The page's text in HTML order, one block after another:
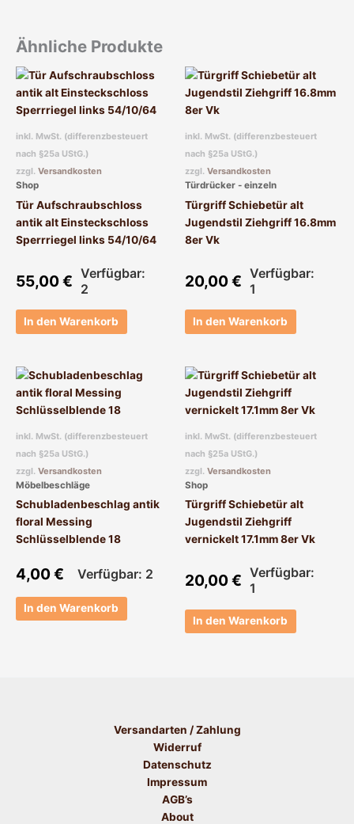
Ähnliche Produkte
inkl. MwSt. (differenzbesteuert
nach §25a UStG.)
zzgl. Versandkosten
Shop
Tür Aufschraubschloss
antik alt Einsteckschloss
Sperrriegel links 54/10/64
55,00€ Verfügbar:
2
In den Warenkorb
inkl. MwSt. (differenzbesteuert
nach §25a UStG.)
zzgl. Versandkosten
Türdrücker - einzeln
Türgriff Schiebetür alt
Jugendstil Ziehgriff 16.8mm
8er Vk
20,00€ Verfügbar:
1
In den Warenkorb
inkl. MwSt. (differenzbesteuert
nach §25a UStG.)
zzgl. Versandkosten
Möbelbeschläge
Schubladenbeschlag antik
floral Messing
Schlüsselblende 18
4,00€ Verfügbar: 2
In den Warenkorb
inkl. MwSt. (differenzbesteuert
nach §25a UStG.)
zzgl. Versandkosten
Shop
Türgriff Schiebetür alt
Jugendstil Ziehgriff
vernickelt 17.1mm 8er Vk
20,00€ Verfügbar:
1
In den Warenkorb
Versandarten / Zahlung
Widerruf
Datenschutz
Impressum
AGB’s
About